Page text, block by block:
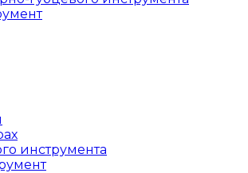
инструмента